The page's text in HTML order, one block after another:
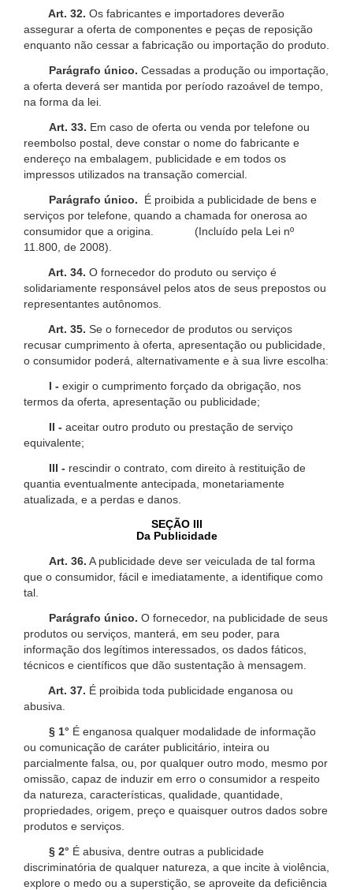
Art. 32. Os fabricantes e importadores deverão
assegurar a oferta de componentes e peças de reposição
enquanto não cessar a fabricação ou importação do produto.
Parágrafo único. Cessadas a produção ou importação,
a oferta deverá ser mantida por período razoável de tempo,
na forma da lei.
Art. 33. Em caso de oferta ou venda por telefone ou
reembolso postal, deve constar o nome do fabricante e
endereço na embalagem, publicidade e em todos os
impressos utilizados na transação comercial.
Parágrafo único.
É proibida a publicidade de bens e
serviços por telefone, quando a chamada for onerosa ao
consumidor que a origina. (Incluído pela Lei nº
11.800, de 2008).
Art. 34. O fornecedor do produto ou serviço é
solidariamente responsável pelos atos de seus prepostos ou
representantes autônomos.
Art. 35. Se o fornecedor de produtos ou serviços
recusar cumprimento à oferta, apresentação ou publicidade,
o consumidor poderá, alternativamente e à sua livre escolha:
I - exigir o cumprimento forçado da obrigação, nos
termos da oferta, apresentação ou publicidade;
II - aceitar outro produto ou prestação de serviço
equivalente;
III - rescindir o contrato, com direito à restituição de
quantia eventualmente antecipada, monetariamente
atualizada, e a perdas e danos.
SEÇÃO III
Da Publicidade
Art. 36. A publicidade deve ser veiculada de tal forma
que o consumidor, fácil e imediatamente, a identifique como
tal.
Parágrafo único. O fornecedor, na publicidade de seus
produtos ou serviços, manterá, em seu poder, para
informação dos legítimos interessados, os dados fáticos,
técnicos e científicos que dão sustentação à mensagem.
Art. 37. É proibida toda publicidade enganosa ou
abusiva.
§ 1° É enganosa qualquer modalidade de informação
ou comunicação de caráter publicitário, inteira ou
parcialmente falsa, ou, por qualquer outro modo, mesmo por
omissão, capaz de induzir em erro o consumidor a respeito
da natureza, características, qualidade, quantidade,
propriedades, origem, preço e quaisquer outros dados sobre
produtos e serviços.
§ 2° É abusiva, dentre outras a publicidade
discriminatória de qualquer natureza, a que incite à violência,
explore o medo ou a superstição, se aproveite da deficiência